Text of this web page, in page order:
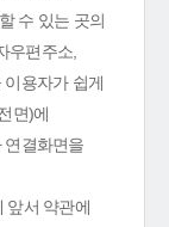
수 있는 곳의
우편주소,
용자가 쉽게
면)에
연결화면을
앞서 약관에